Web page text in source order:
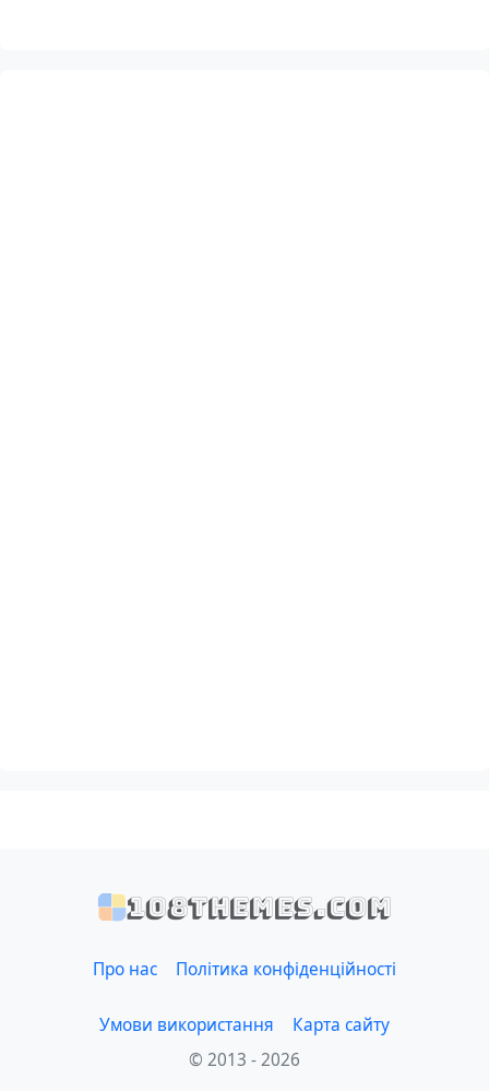
108themes.com
Про нас Політика конфіденційності
Умови використання
Карта сайту
© 2013 - 2026